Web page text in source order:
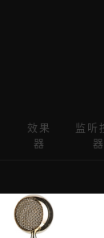
效果
器
监听
器